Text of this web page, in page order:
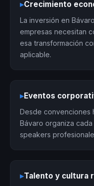
▸Crecimiento
La inversión en
empresas necesitan
esa transformación
aplicable.
▸Eventos
Desde convenciones
Bávaro organiza
speakers
▸Talento y cultura